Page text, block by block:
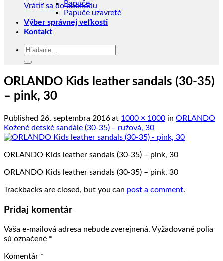
Vrátiť sa do obchodu
Papuče
Papuče uzavreté
Výber správnej veľkosti
Kontakt
Hľadať:
ORLANDO Kids leather sandals (30-35)
– pink, 30
Published 26. septembra 2016 at 1000 × 1000 in ORLANDO
Kožené detské sandále (30-35) – ružová, 30
ORLANDO Kids leather sandals (30-35) – pink, 30
ORLANDO Kids leather sandals (30-35) – pink, 30
Trackbacks are closed, but you can post a comment.
Pridaj komentár
Vaša e-mailová adresa nebude zverejnená. Vyžadované polia
sú označené *
Komentár *